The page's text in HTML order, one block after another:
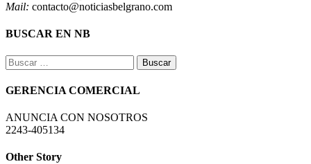
Mail: contacto@noticiasbelgrano.com
BUSCAR EN NB
Buscar:
GERENCIA COMERCIAL
ANUNCIA CON NOSOTROS
2243-405134
Other Story